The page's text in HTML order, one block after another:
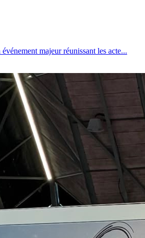
majeur réunissant les acte...